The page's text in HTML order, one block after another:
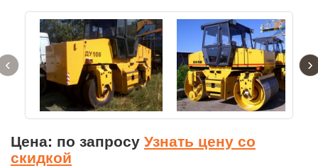
‹ ›
Цена: по запросу Узнать цену со
скидкой